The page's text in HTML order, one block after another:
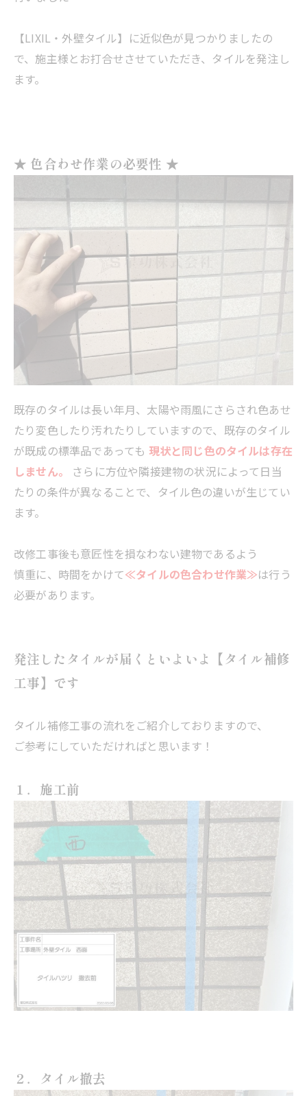
【LIXIL・外壁タイル】に近似色が見つかりましたの
で、施主様とお打合せさせていただき、タイルを発注し
ます。
★ 色合わせ作業の必要性 ★
既存のタイルは長い年月、太陽や雨風にさらされ色あせ
たり変色したり汚れたりしていますので、既存のタイル
が既成の標準品であっても 現状と同じ色のタイルは存在
しません。
さらに方位や隣接建物の状況によって日当
たりの条件が異なることで、タイル色の違いが生じてい
ます。
改修工事後も意匠性を損なわない建物であるよう
慎重に、時間をかけて≪タイルの色合わせ作業≫は行う
必要があります。
発注したタイルが届くといよいよ【タイル補修
工事】です
タイル補修工事の流れをご紹介しておりますので、
ご参考にしていただければと思います！
１．施工前
２．タイル撤去